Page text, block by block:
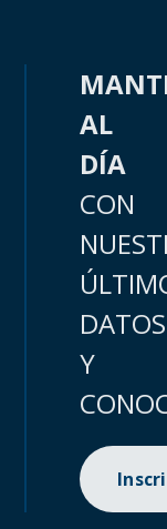
AL
DÍA
CON
DATOS
Y